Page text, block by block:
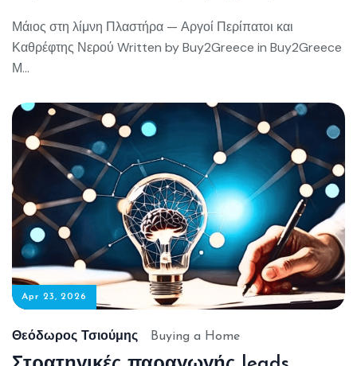
Μάιος στη λίμνη Πλαστήρα — Αργοί Περίπατοι και
Καθρέφτης Νερού Written by Buy2Greece in Buy2Greece
Μ...
Apr 23, 2026
Θεόδωρος Τσιούμης Buying a Home